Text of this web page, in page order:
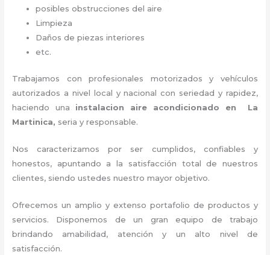
posibles obstrucciones del aire
Limpieza
Daños de piezas interiores
etc.
Trabajamos con profesionales motorizados y vehículos
autorizados a nivel local y nacional con seriedad y rapidez,
haciendo una instalacion aire acondicionado en La
Martinica, seria y responsable.
Nos caracterizamos por ser cumplidos, confiables y
honestos, apuntando a la satisfacción total de nuestros
clientes, siendo ustedes nuestro mayor objetivo.
Ofrecemos un amplio y extenso portafolio de productos y
servicios. Disponemos de un gran equipo de trabajo
brindando amabilidad, atención y un alto nivel de
satisfacción.